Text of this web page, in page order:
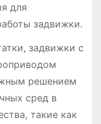
для
задвижки.
задвижки с
решением
сред в
такие как